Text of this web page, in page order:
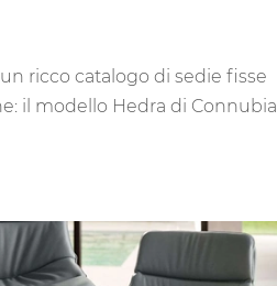
ricco catalogo di sedie fisse
il modello Hedra di Connubia